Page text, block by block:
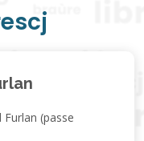
(passe